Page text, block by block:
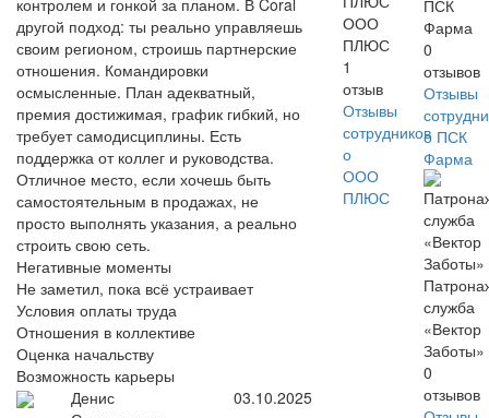
контролем и гонкой за планом. В Coral
другой подход: ты реально управляешь
своим регионом, строишь партнерские
отношения. Командировки
осмысленные. План адекватный,
премия достижимая, график гибкий, но
требует самодисциплины. Есть
поддержка от коллег и руководства.
Отличное место, если хочешь быть
самостоятельным в продажах, не
просто выполнять указания, а реально
строить свою сеть.
Негативные моменты
Не заметил, пока всё устраивает
Условия оплаты труда
Отношения в коллективе
Оценка начальству
Возможность карьеры
Денис
03.10.2025
ООО
ПЛЮС
1
отзыв
Отзывы
сотрудников
о
ООО
ПЛЮС
ПСК
Фарма
0
отзывов
Отзывы
о ПСК
Фарма
служба
«Вектор
Заботы»
0
отзывов